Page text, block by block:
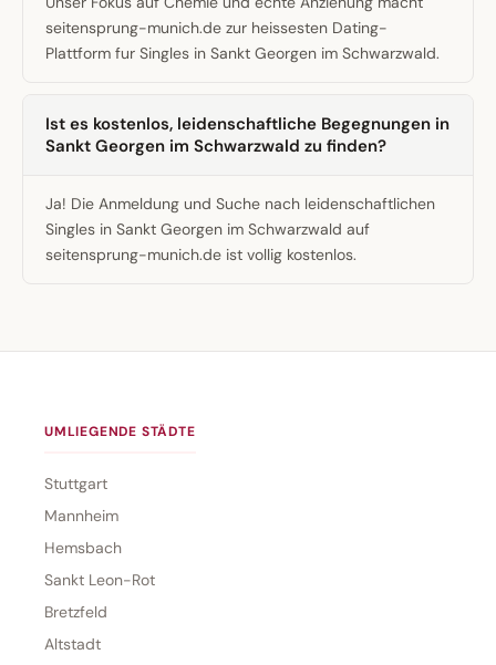
seitensprung-munich.de zur heissesten Dating-
Plattform fur Singles in Sankt Georgen im Schwarzwald.
Ist es kostenlos, leidenschaftliche Begegnungen in
Sankt Georgen im Schwarzwald zu finden?
Ja! Die Anmeldung und Suche nach leidenschaftlichen
Singles in Sankt Georgen im Schwarzwald auf
seitensprung-munich.de ist vollig kostenlos.
UMLIEGENDE STÄDTE
Stuttgart
Mannheim
Hemsbach
Sankt Leon-Rot
Bretzfeld
Altstadt